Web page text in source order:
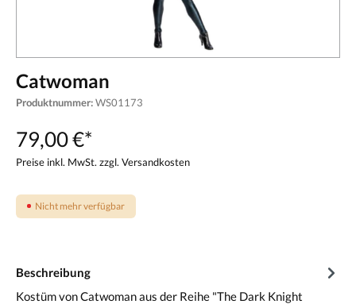
Catwoman
Produktnummer:WS01173
79,00 €*
Preise inkl. MwSt. zzgl. Versandkosten
Nicht mehr verfügbar
Beschreibung
Kostüm von Catwoman aus der Reihe "The Dark Knight